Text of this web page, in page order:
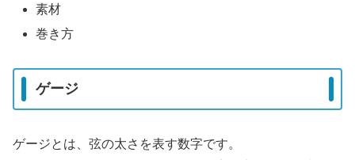
素材
巻き方
ゲージ
ゲージとは、弦の太さを表す数字です。